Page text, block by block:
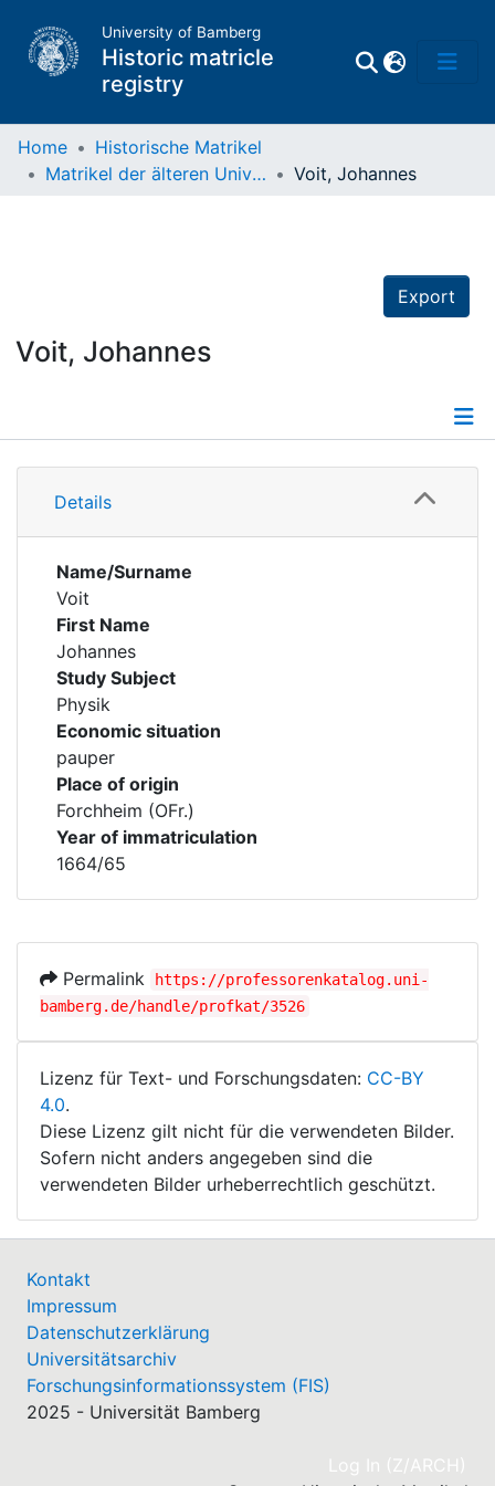
University of Bamberg
Historic matricle
registry
Home
Historische Matrikel
Matrikel der älteren Universität
Voit, Johannes
Export
Voit, Johannes
Details
Details
Name/Surname
Voit
First Name
Johannes
Study Subject
Physik
Economic situation
pauper
Place of origin
Forchheim (OFr.)
Year of immatriculation
1664/65
Permalink
https://professorenkatalog.uni-
bamberg.de/handle/profkat/3526
Lizenz für Text- und Forschungsdaten: CC-BY
4.0.
Diese Lizenz gilt nicht für die verwendeten Bilder.
Sofern nicht anders angegeben sind die
verwendeten Bilder urheberrechtlich geschützt.
Kontakt
Impressum
Datenschutzerklärung
Universitätsarchiv
Forschungsinformationssystem (FIS)
2025 - Universität Bamberg
Log In (Z/ARCH)